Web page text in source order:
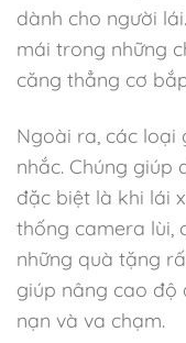
dành cho người
mái trong những
căng thẳng cơ
Ngoài ra, các loại
nhắc. Chúng giúp
đặc biệt là khi lái
thống camera lùi,
những quà tặng
giúp nâng cao độ
nạn và va chạm.